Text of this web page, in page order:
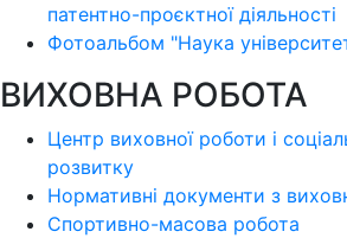
патентно-проєктної діяльності
Фотоальбом "Наука
ВИХОВНА РОБОТА
Центр виховної роботи і
розвитку
Нормативні документи з
Спортивно-масова робота